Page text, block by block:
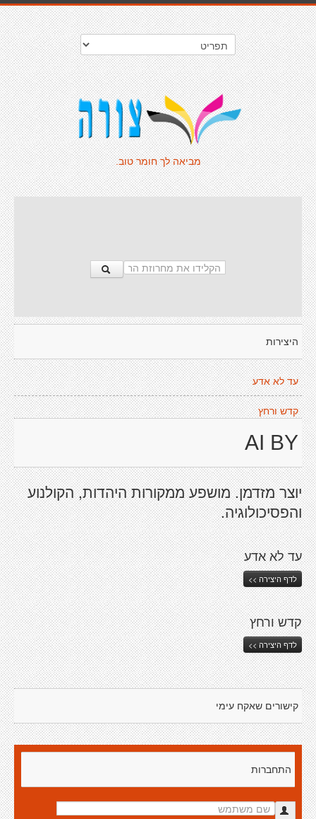
מביאה לך חומר טוב.
היצירות
עד לא אדע
קדש ורחץ
AI BY
יוצר מזדמן. מושפע ממקורות היהדות, הקולנוע
והפסיכולוגיה.
עד לא אדע
לדף היצירה >>
קדש ורחץ
לדף היצירה >>
קישורים שאקח עימי
התחברות